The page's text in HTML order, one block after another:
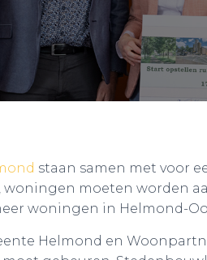
staan samen met voor
woningen moeten worden
woningen in Helmond-
Helmond en